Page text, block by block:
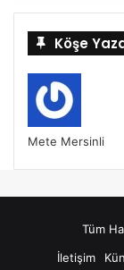
Köşe
Mete Mersinli
Tüm
İletişim